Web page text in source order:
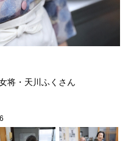
将・天川ふくさん